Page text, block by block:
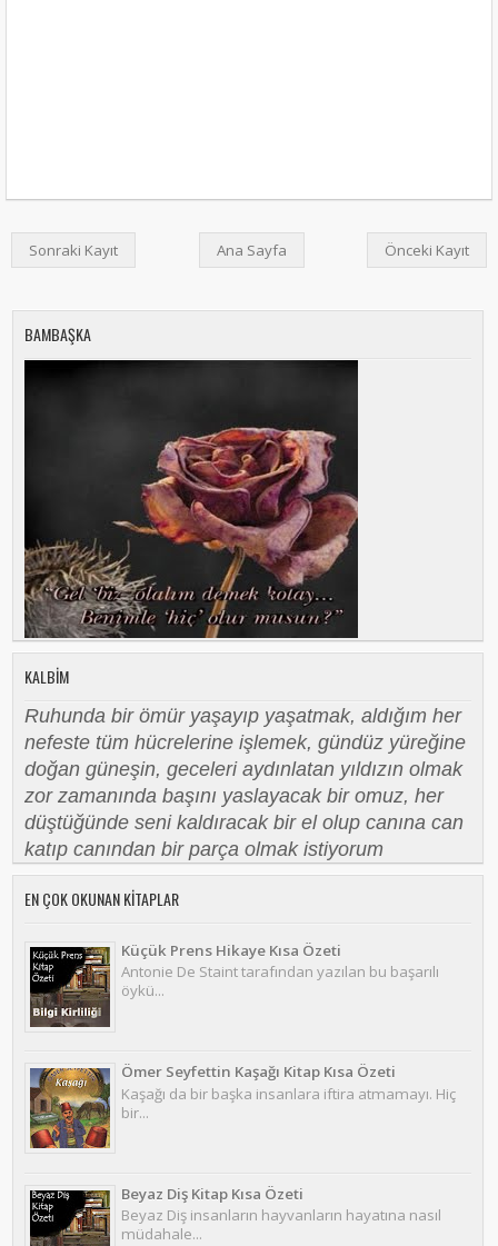
Sonraki Kayıt Önceki Kayıt
Ana Sayfa
BAMBAŞKA
KALBIM
Ruhunda bir ömür yaşayıp yaşatmak, aldığım her
nefeste tüm hücrelerine işlemek, gündüz yüreğine
doğan güneşin, geceleri aydınlatan yıldızın olmak
zor zamanında başını yaslayacak bir omuz, her
düştüğünde seni kaldıracak bir el olup canına can
katıp canından bir parça olmak istiyorum
EN ÇOK OKUNAN KITAPLAR
Küçük Prens Hikaye Kısa Özeti
Antonie De Staint tarafından yazılan bu başarılı
öykü...
Ömer Seyfettin Kaşağı Kitap Kısa Özeti
Kaşağı da bir başka insanlara iftira atmamayı. Hiç
bir...
Beyaz Diş Kitap Kısa Özeti
Beyaz Diş insanların hayvanların hayatına nasıl
müdahale...